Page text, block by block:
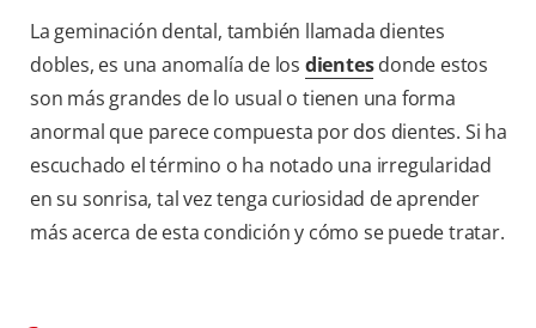
La geminación dental, también llamada dientes
dobles, es una anomalía de los dientesdonde estos
son más grandes de lo usual o tienen una forma
anormal que parece compuesta por dos dientes. Si ha
escuchado el término o ha notado una irregularidad
en su sonrisa, tal vez tenga curiosidad de aprender
más acerca de esta condición y cómo se puede tratar.